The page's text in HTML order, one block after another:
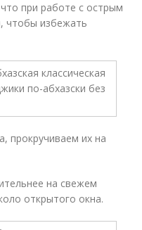
при работе с острым
чтобы избежать
прокручиваем их на
на свежем
открытого окна.